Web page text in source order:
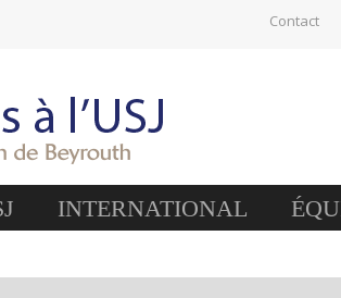
Contact
INTERNATIONAL